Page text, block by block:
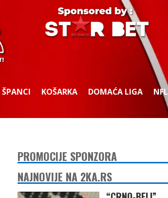
ŠPANCI KOŠARKA DOMAĆA LIGA
NFL
PROMOCIJE SPONZORA
NAJNOVIJE NA 2KA.RS